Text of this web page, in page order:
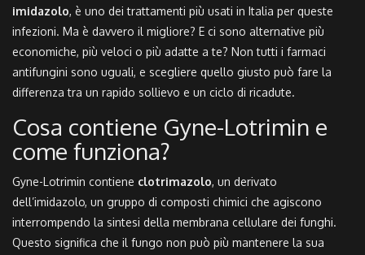
imidazolo, è uno dei trattamenti più usati in Italia per queste
infezioni. Ma è davvero il migliore? E ci sono alternative più
economiche, più veloci o più adatte a te? Non tutti i farmaci
antifungini sono uguali, e scegliere quello giusto può fare la
differenza tra un rapido sollievo e un ciclo di ricadute.
Cosa contiene Gyne-Lotrimin e
come funziona?
Gyne-Lotrimin contiene clotrimazolo, un derivato
dell’imidazolo, un gruppo di composti chimici che agiscono
interrompendo la sintesi della membrana cellulare dei funghi.
Questo significa che il fungo non può più mantenere la sua